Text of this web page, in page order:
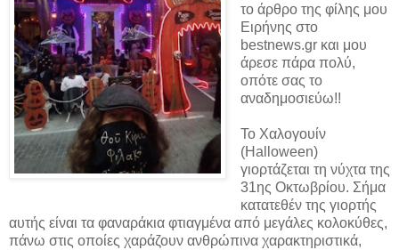
το άρθρο της φίλης μου
Ειρήνης στο
bestnews.gr και μου
άρεσε πάρα πολύ,
οπότε σας το
αναδημοσιεύω!!
Το Χαλογουίν
(Halloween)
γιορτάζεται τη νύχτα της
31ης Οκτωβρίου. Σήμα
κατατεθέν της γιορτής
αυτής είναι τα φαναράκια φτιαγμένα από μεγάλες κολοκύθες,
πάνω στις οποίες χαράζουν ανθρώπινα χαρακτηριστικά,